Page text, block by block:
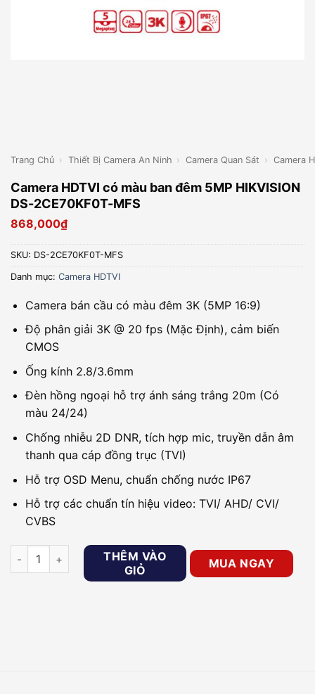
Trang Chủ › Thiết Bị Camera An Ninh › Camera Quan Sát › Camera
Camera HDTVI có màu ban đêm 5MP HIKVISION
DS-2CE70KF0T-MFS
868,000₫
SKU: DS-2CE70KF0T-MFS
Danh mục: Camera HDTVI
Camera bán cầu có màu đêm 3K (5MP 16:9)
Độ phân giải 3K @ 20 fps (Mặc Định), cảm biến
CMOS
Ống kính 2.8/3.6mm
Đèn hồng ngoại hỗ trợ ánh sáng trắng 20m (Có
màu 24/24)
Chống nhiễu 2D DNR, tích hợp mic, truyền dẫn âm
thanh qua cáp đồng trục (TVI)
Hỗ trợ OSD Menu, chuẩn chống nước IP67
Hỗ trợ các chuẩn tín hiệu video: TVI/ AHD/ CVI/
CVBS
Camera HDTVI có màu ban đêm 5MP HIKVISION DS-
THÊM VÀO
GIỎ
MUA NGAY